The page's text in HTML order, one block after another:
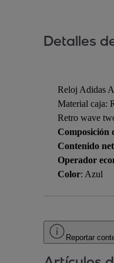
Detalles
Reloj Adidas
Material caja:
Retro wave
Composición
Contenido
Operador
Color: Azul
Reportar